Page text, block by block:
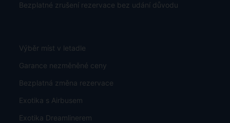
Bezplatné zrušení rezervace bez udání důvodu
Výběr míst v letadle
Garance nezměněné ceny
Bezplatná změna rezervace
Exotika s Airbusem
Exotika Dreamlinerem